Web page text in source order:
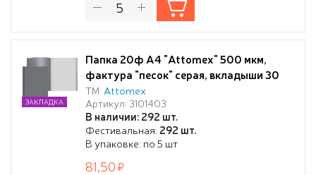
Папка 20ф А4 "Attomex" 500 мкм,
фактура "песок" серая, вкладыши 30
мкм
ТМ: Attomex
Артикул: 3101403
В наличии: 292 шт.
Фестивальная: 292 шт.
В упаковке: по 5 шт
ЗАКЛАДКА
81,50